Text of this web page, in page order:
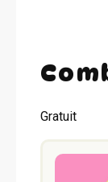
Gratuit